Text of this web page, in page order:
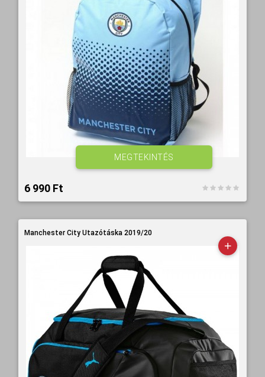
6 990 Ft‎
MEGTEKINTÉS
Manchester City Utazótáska 2019/20